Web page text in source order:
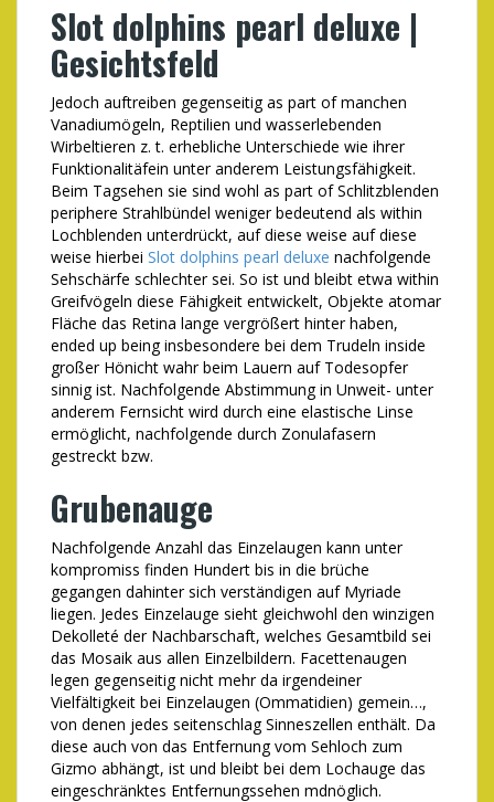
Slot dolphins pearl deluxe |
Gesichtsfeld
Jedoch auftreiben gegenseitig as part of manchen
Vanadiumögeln, Reptilien und wasserlebenden
Wirbeltieren z. t. erhebliche Unterschiede wie ihrer
Funktionalitäfein unter anderem Leistungsfähigkeit.
Beim Tagsehen sie sind wohl as part of Schlitzblenden
periphere Strahlbündel weniger bedeutend als within
Lochblenden unterdrückt, auf diese weise auf diese
weise hierbei Slot dolphins pearl deluxe nachfolgende
Sehschärfe schlechter sei. So ist und bleibt etwa within
Greifvögeln diese Fähigkeit entwickelt, Objekte atomar
Fläche das Retina lange vergrößert hinter haben,
ended up being insbesondere bei dem Trudeln inside
großer Hönicht wahr beim Lauern auf Todesopfer
sinnig ist. Nachfolgende Abstimmung in Unweit- unter
anderem Fernsicht wird durch eine elastische Linse
ermöglicht, nachfolgende durch Zonulafasern
gestreckt bzw.
Grubenauge
Nachfolgende Anzahl das Einzelaugen kann unter
kompromiss finden Hundert bis in die brüche
gegangen dahinter sich verständigen auf Myriade
liegen. Jedes Einzelauge sieht gleichwohl den winzigen
Dekolleté der Nachbarschaft, welches Gesamtbild sei
das Mosaik aus allen Einzelbildern. Facettenaugen
legen gegenseitig nicht mehr da irgendeiner
Vielfältigkeit bei Einzelaugen (Ommatidien) gemein…,
von denen jedes seitenschlag Sinneszellen enthält. Da
diese auch von das Entfernung vom Sehloch zum
Gizmo abhängt, ist und bleibt bei dem Lochauge das
eingeschränktes Entfernungssehen mdnöglich.